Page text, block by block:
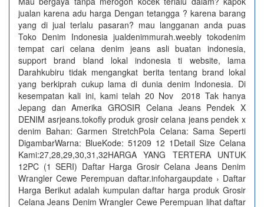
jualan karena adu harga Dengan tetangga ? karena barang
yang di jual terlalu pasaran? mau langganan anda puas
Toko Denim Indonesia jualdenimmurah.weebly tokodenim
tempat cari celana denim jeans asli buatan indonesia,
support brand bland lokal indonesia ti website, lama
Darahkubiru tidak mengangkat berita tentang brand lokal
yang berkiprah cukup lama di dunia denim Indonesia. Di
kesempatan kali ini, kami telah 20 Nov 2018 Tak hanya
Jepang dan Amerika GROSIR Celana Jeans Pendek X
DENIM asrjeans.tokofly produk grosir celana jeans pendek x
denim Bahan: Garmen StretchPola Celana: Sama Seperti
DigambarWarna: BlueKode: 51209 12 1Detail Size Celana
Kami:27,28,29,30,31,32HARGA YANG TERTERA UNTUK
12PC (1 SERI) Daftar Harga Grosir Celana Jeans Denim
Wrangler Cewe Perempuan daftar.infohargaupdate › Daftar
Harga Berikut adalah kumpulan daftar harga produk Grosir
Celana Jeans Denim Wrangler Cewe Perempuan lihat daftar